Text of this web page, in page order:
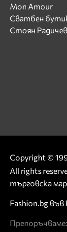
Mon Amour
Сватбен
Стоян Радичев
Copyright ©
All rights
търговска
Fashion.bg във
Препоръчваме: